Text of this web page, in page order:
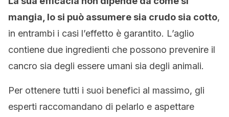
mangia, lo si può assumere sia crudo sia cotto,
in entrambi i casi l’effetto è garantito. L’aglio
contiene due ingredienti che possono prevenire il
cancro sia degli essere umani sia degli animali.
Per ottenere tutti i suoi benefici al massimo, gli
esperti raccomandano di pelarlo e aspettare